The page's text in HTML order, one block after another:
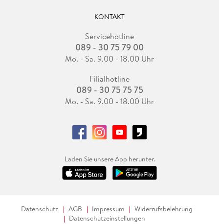
KONTAKT
Servicehotline
089 - 30 75 79 00
Mo. - Sa. 9.00 - 18.00 Uhr
Filialhotline
089 - 30 75 75 75
Mo. - Sa. 9.00 - 18.00 Uhr
Laden Sie unsere App herunter.
Datenschutz AGB Impressum
Widerrufsbelehrung
Datenschutzeinstellungen